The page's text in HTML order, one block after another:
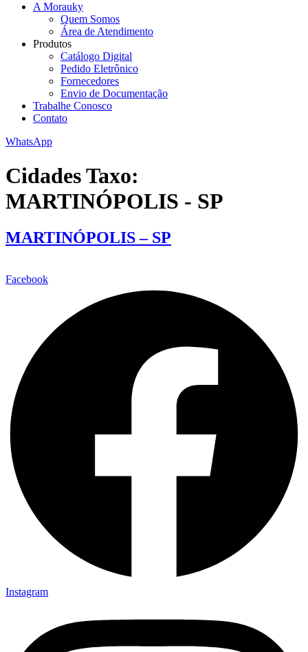
A Morauky
Quem Somos
Área de Atendimento
Produtos
Catálogo Digital
Pedido Eletrônico
Fornecedores
Envio de Documentação
Trabalhe Conosco
Contato
WhatsApp
Cidades Taxo:
MARTINÓPOLIS - SP
MARTINÓPOLIS – SP
Facebook
Instagram